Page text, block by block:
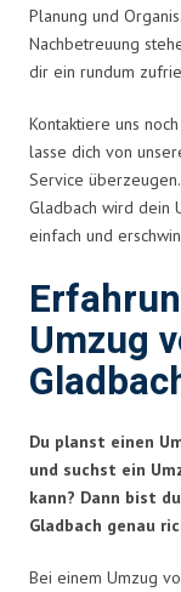
Planung und
Nachbetreuung
dir ein rundum
Kontaktiere uns
lasse dich von
Service
Gladbach wird dein
einfach und
Umzug
Du planst einen
und suchst ein
kann? Dann bist
Gladbach genau
Bei einem Umzug